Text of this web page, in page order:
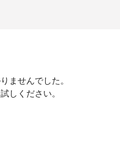
ませんでした。
しください。